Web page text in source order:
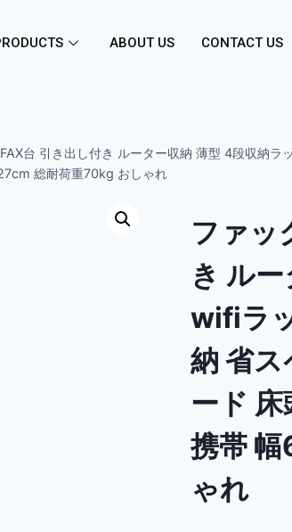
ABOUT US CONTACT US
台 引き出し付き ルーター収納 薄型 4段収納
総耐荷重70kg おしゃれ
ファッ
き ル
wifiラ
納 省
ード
携帯
ゃれ